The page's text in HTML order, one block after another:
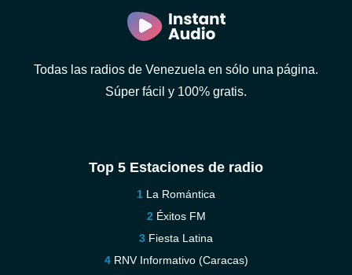
Todas las radios de Venezuela en sólo una página.
Súper fácil y 100% gratis.
Top 5 Estaciones de radio
La Romántica
Éxitos FM
Fiesta Latina
RNV Informativo (Caracas)